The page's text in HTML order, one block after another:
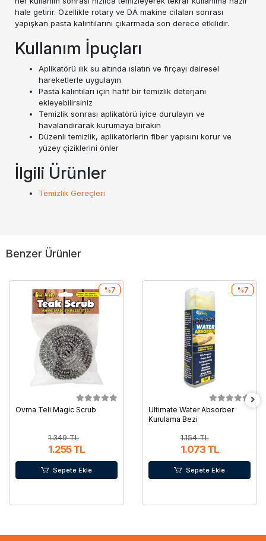
hale getirir. Özellikle rotary ve DA makine cilaları sonrası
yapışkan pasta kalıntılarını çıkarmada son derece etkilidir.
Kullanım İpuçları
Aplikatörü ılık su altında ıslatın ve fırçayı dairesel
hareketlerle uygulayın
Pasta kalıntıları için hafif bir temizlik deterjanı
ekleyebilirsiniz
Temizlik sonrası aplikatörü iyice durulayın ve
havalandırarak kurumaya bırakın
Düzenli temizlik, aplikatörlerin fiber yapısını korur ve
yüzey çiziklerini önler
İlgili Ürünler
Temizlik Gereçleri
Benzer Ürünler
Ovma Teli Magic Scrub
1.349 TL
1.255 TL
%7
Sepete Ekle
Ultimate Water Absorber
Kurulama Bezi
1.154 TL
1.073 TL
%7
Sepete Ekle